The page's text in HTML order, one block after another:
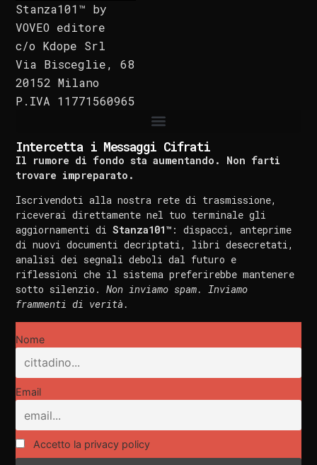
Stanza101™ by
VOVEO editore
c/o Kdope Srl
Via Bisceglie, 68
20152 Milano
P.IVA 11771560965
Intercetta i Messaggi Cifrati
Il rumore di fondo sta aumentando. Non farti
trovare impreparato.
Iscrivendoti alla nostra rete di trasmissione,
riceverai direttamente nel tuo terminale gli
aggiornamenti diStanza101™ : dispacci, anteprime
di nuovi documenti decriptati, libri desecretati,
analisi dei segnali deboli dal futuro e
riflessioni che il sistema preferirebbe mantenere
sotto silenzio.Non inviamo spam. Inviamo
frammenti di verità.
Nome
Email
Accetto la privacy policy